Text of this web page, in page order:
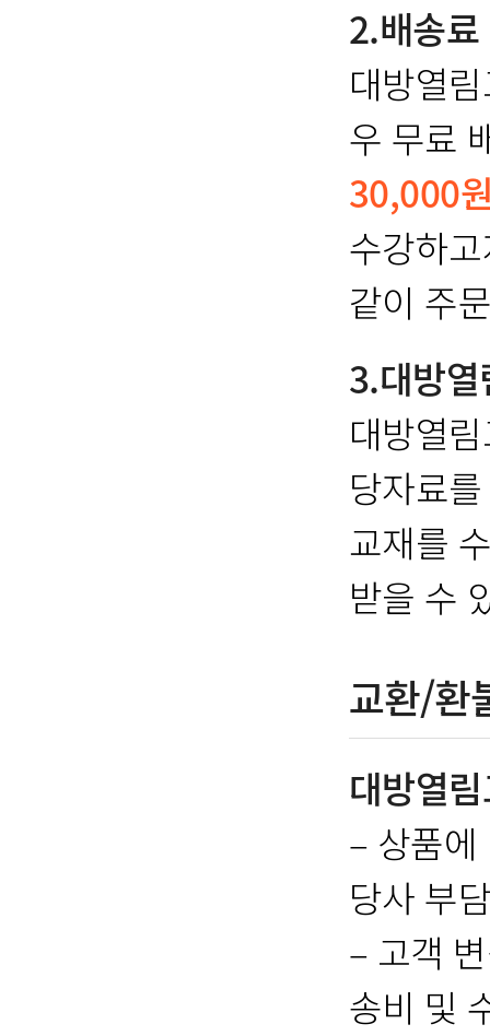
2.배송료
대방열
우 무료
30,000
수강하
같이 주
3.대방
대방열
당자료
교재를
받을 수
교환/환
대방열
– 상품
당사 부
– 고객
송비 및